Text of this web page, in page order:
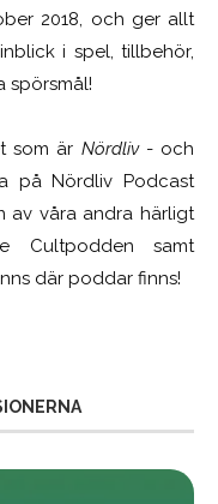
2018, och ger allt
i spel, tillbehör,
spörsmål!
som är Nördliv- och
på Nördliv Podcast
av våra andra härligt
Cultpodden samt
där poddar finns!